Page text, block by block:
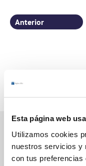
Esta página web
Utilizamos cookies
nuestros servicios y
con tus preferencias
Anterior
Gestiones